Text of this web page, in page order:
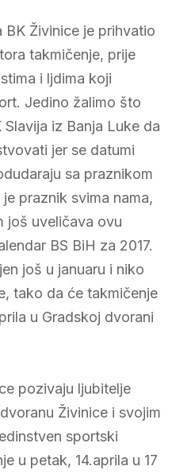
BK Živinice je prihvatio
takmičenje, prije
i ljdima koji
Jedino žalimo što
iz Banja Luke da
jer se datumi
sa praznikom
praznik svima nama,
još uveličava ovu
BS BiH za 2017.
još u januaru i niko
tako da će takmičenje
u Gradskoj dvorani
pozivaju ljubitelje
Živinice i svojim
sportski
u petak, 14.aprila u 17